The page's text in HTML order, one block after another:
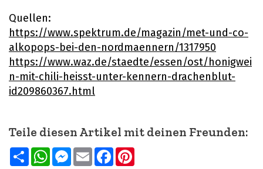
Quellen:
https://www.spektrum.de/magazin/met-und-co-
alkopops-bei-den-nordmaennern/1317950
https://www.waz.de/staedte/essen/ost/honigwei
n-mit-chili-heisst-unter-kennern-drachenblut-
id209860367.html
Teile diesen Artikel mit deinen Freunden:
TeilenWhatsAppMessenger
Email Facebook